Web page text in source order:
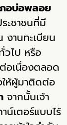
ภอบ่อพลอย
ะชาชนที่มี
งานทะเบียน
วไป หรือ
อเนื่องตลอด
ห้ผู้มาติดต่อ
จากนั้นเจ้า
น์เตอร์แบบไร้